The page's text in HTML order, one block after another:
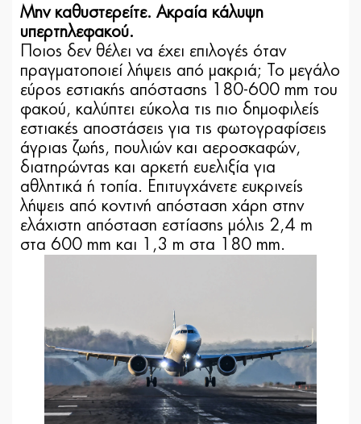
Μην καθυστερείτε. Ακραία κάλυψη
υπερτηλεφακού.
Ποιος δεν θέλει να έχει επιλογές όταν
πραγματοποιεί λήψεις από μακριά; Το μεγάλο
εύρος εστιακής απόστασης 180-600 mm του
φακού, καλύπτει εύκολα τις πιο δημοφιλείς
εστιακές αποστάσεις για τις φωτογραφίσεις
άγριας ζωής, πουλιών και αεροσκαφών,
διατηρώντας και αρκετή ευελιξία για
αθλητικά ή τοπία. Επιτυγχάνετε ευκρινείς
λήψεις από κοντινή απόσταση χάρη στην
ελάχιστη απόσταση εστίασης μόλις 2,4 m
στα 600 mm και 1,3 m στα 180 mm.